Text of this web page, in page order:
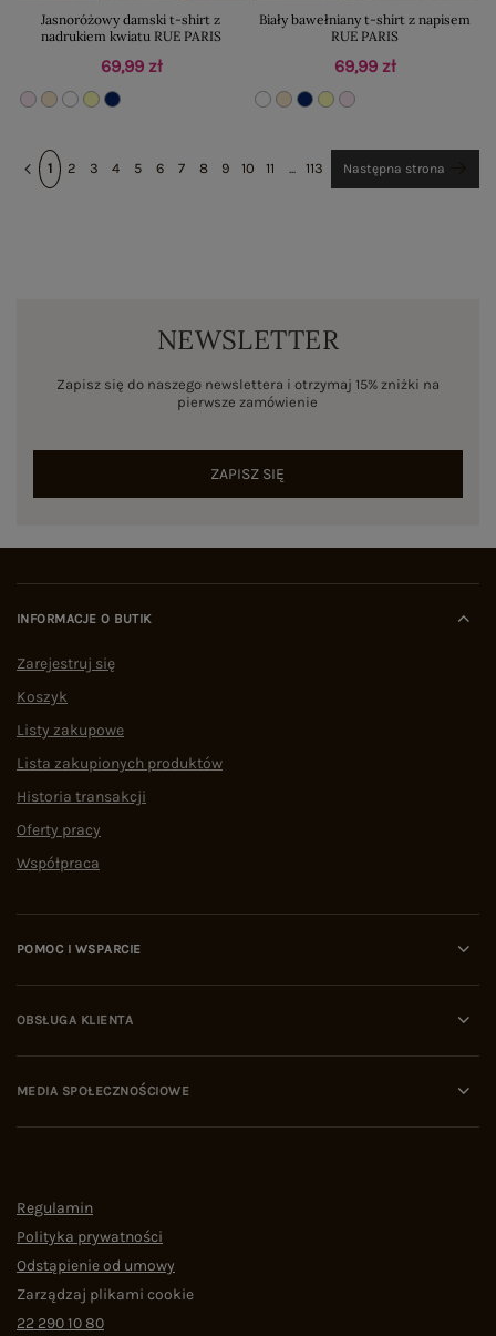
Jasnoróżowy damski t-shirt z
nadrukiem kwiatu RUE PARIS
69,99 zł
Biały bawełniany t-shirt z napisem
RUE PARIS
69,99 zł
1 2 3 4 5 6 7 8 9 10 11 ... 113 Następna strona
NEWSLETTER
Zapisz się do naszego newslettera i otrzymaj 15% zniżki na
pierwsze zamówienie
ZAPISZ SIĘ
INFORMACJE O BUTIK
Zarejestruj się
Koszyk
Listy zakupowe
Lista zakupionych produktów
Historia transakcji
Oferty pracy
Współpraca
POMOC I WSPARCIE
OBSŁUGA KLIENTA
MEDIA SPOŁECZNOŚCIOWE
Regulamin
Polityka prywatności
Odstąpienie od umowy
Zarządzaj plikami cookie
22 290 10 80